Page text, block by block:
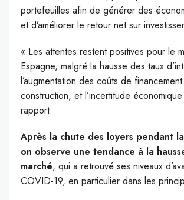
portefeuilles afin de générer des
et d’améliorer le retour net sur
« Les attentes restent positives pour le
Espagne, malgré la hausse des taux
l’augmentation des coûts de
construction, et l’incertitude
rapport.
Après la chute des loyers pendant
on observe une tendance à la
marché, qui a retrouvé ses niveaux
COVID-19, en particulier dans les